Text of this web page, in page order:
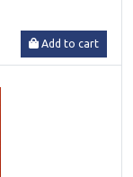
Add to cart